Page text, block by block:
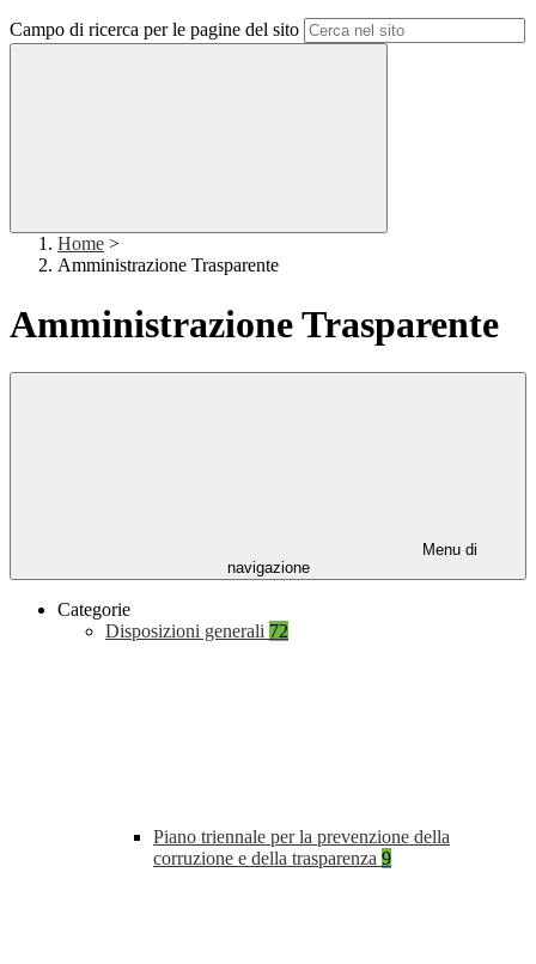
Campo di ricerca per le pagine del sito
Home >
Amministrazione Trasparente
Amministrazione Trasparente
Menu di
navigazione
Categorie
Disposizioni generali 72
Piano triennale per la prevenzione della
corruzione e della trasparenza 9